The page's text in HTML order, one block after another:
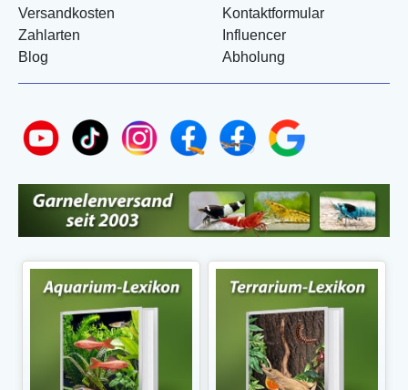
Versandkosten
Zahlarten
Blog
Kontaktformular
Influencer
Abholung